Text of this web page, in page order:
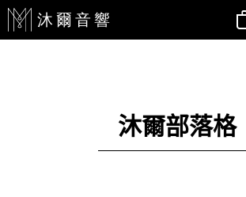
跳
至
沐爾部落格